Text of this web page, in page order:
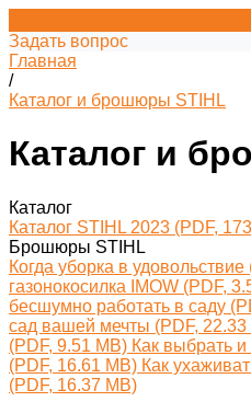
Задать вопрос
Главная
/
Каталог и брошюры STIHL
Каталог и
Каталог
Каталог STIHL 2023 (PDF,
Брошюры STIHL
Когда уборка в
газонокосилка IMOW (PDF,
бесшумно работать в саду
сад вашей мечты (PDF, 22.33
(PDF, 9.51 MB) Как выбрать
(PDF, 16.61 MB) Как
(PDF, 16.37 MB)